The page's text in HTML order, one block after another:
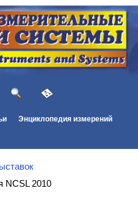
Энциклопедия измерений
NCSL 2010